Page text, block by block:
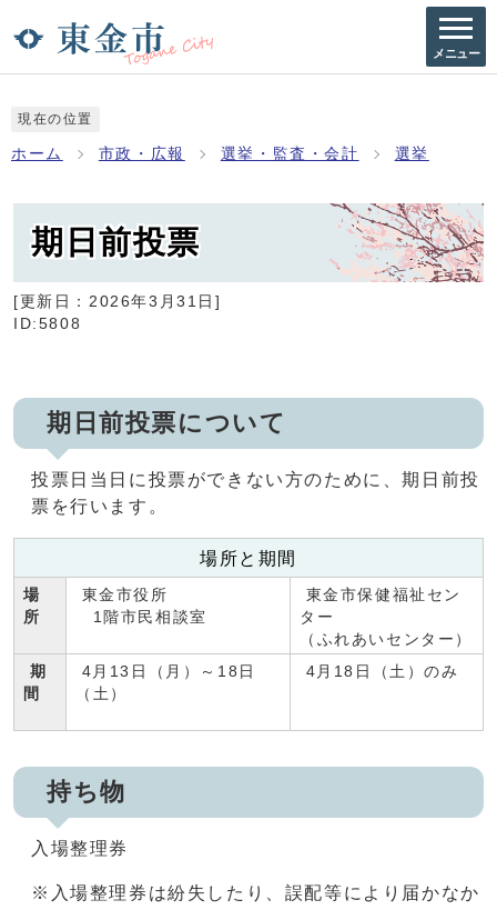
メニュー
現在の位置
ホーム 市政・広報 選挙・監査・会計 選挙
期日前投票
[更新日： 2026年3月31日 ]
ID:5808
期日前投票について
投票日当日に投票ができない方のために、期日前投
票を行います。
場所と期間
場
所
東金市役所
1階市民相談室
東金市保健福祉セン
ター
（ふれあいセンター）
期
間
4月13日（月）～18日
（土）
4月18日（土）のみ
持ち物
入場整理券
※入場整理券は紛失したり、誤配等により届かなか